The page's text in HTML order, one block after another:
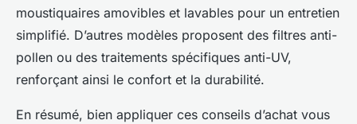
moustiquaires amovibles et lavables pour un entretien
simplifié. D’autres modèles proposent des filtres anti-
pollen ou des traitements spécifiques anti-UV,
renforçant ainsi le confort et la durabilité.
En résumé, bien appliquer ces conseils d’achat vous